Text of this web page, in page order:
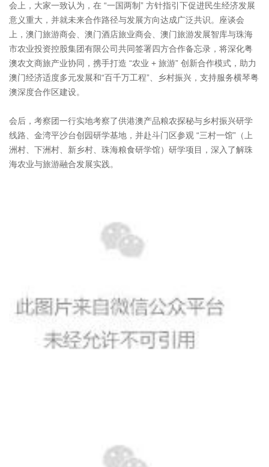
会上，大家一致认为，在 “一国两制” 方针指引下促进民生经济发展
意义重大，并就未来合作路径与发展方向达成广泛共识。座谈会
上，澳门旅游商会、澳门酒店旅业商会、澳门旅游发展智库与珠海
市农业投资控股集团有限公司共同签署四方合作备忘录，将深化粤
澳农文商旅产业协同，携手打造 “农业 + 旅游” 创新合作模式，助力
澳门经济适度多元发展和“百千万工程”、乡村振兴，支持服务横琴粤
澳深度合作区建设。
会后，考察团一行实地考察了供港澳产品粮农探秘与乡村振兴研学
线路、金湾平沙台创园研学基地，并赴斗门区参观 “三村一馆”（上
洲村、下洲村、新乡村、珠海粮食研学馆）研学项目，深入了解珠
海农业与旅游融合发展实践。